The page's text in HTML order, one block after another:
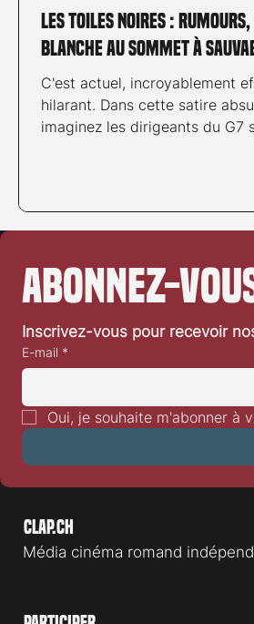
Les Toiles noires :
blanche au sommet à
C'est actuel, incroyablement
hilarant. Dans cette satire
imaginez les dirigeants du G7
personnel. Alors que le
réunit à quelques kilomètres
proposent le mercredi 17 juin
projection gratuite. Rejoignez
de Sauvabelin à Lausanne pour
projection gratuite de Rumours
silent
Abonnez-
Inscrivez-vous pour recevoir
E-mail *
Oui, je souhaite m'abonner à
Clap.ch
Média cinéma romand